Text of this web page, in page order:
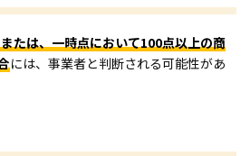
たは、一時点において100点以上の商
には、事業者と判断される可能性があ